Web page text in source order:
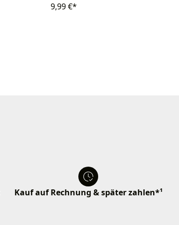
9,99 €*
Kauf auf Rechnung & später zahlen*¹